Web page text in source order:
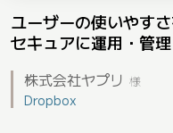
ユーザーの使いやす
セキュアに運用・管理
株式会社ヤプリ 様
Dropbox